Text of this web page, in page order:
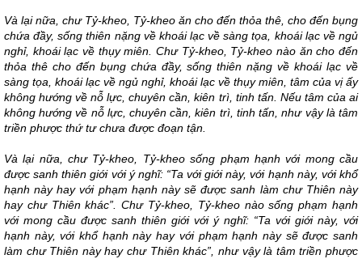
Và lại nữa, chư Tỷ-kheo, Tỷ-kheo ăn cho đến thỏa thê, cho đến bụng
chứa đầy, sống thiên nặng về khoái lạc về sàng tọa, khoái lạc về ngủ
nghỉ, khoái lạc về thụy miên. Chư Tỷ-kheo, Tỷ-kheo nào ăn cho đến
thỏa thê cho đến bụng chứa đầy, sống thiên nặng về khoái lạc về
sàng tọa, khoái lạc về ngủ nghỉ, khoái lạc về thụy miên, tâm của vị ấy
không hướng về nỗ lực, chuyên cần, kiên trì, tinh tấn. Nếu tâm của ai
không hướng về nỗ lực, chuyên cần, kiên trì, tinh tấn, như vậy là tâm
triền phược thứ tư chưa được đoạn tận.
Và lại nữa, chư Tỷ-kheo, Tỷ-kheo sống phạm hạnh với mong cầu
được sanh thiên giới với ý nghĩ: “Ta với giới này, với hạnh này, với khổ
hạnh này hay với phạm hạnh này sẽ được sanh làm chư Thiên này
hay chư Thiên khác”. Chư Tỷ-kheo, Tỷ-kheo nào sống phạm hạnh
với mong cầu được sanh thiên giới với ý nghĩ: “Ta với giới này, với
hạnh này, với khổ hạnh này hay với phạm hạnh này sẽ được sanh
làm chư Thiên này hay chư Thiên khác”, như vậy là tâm triền phược